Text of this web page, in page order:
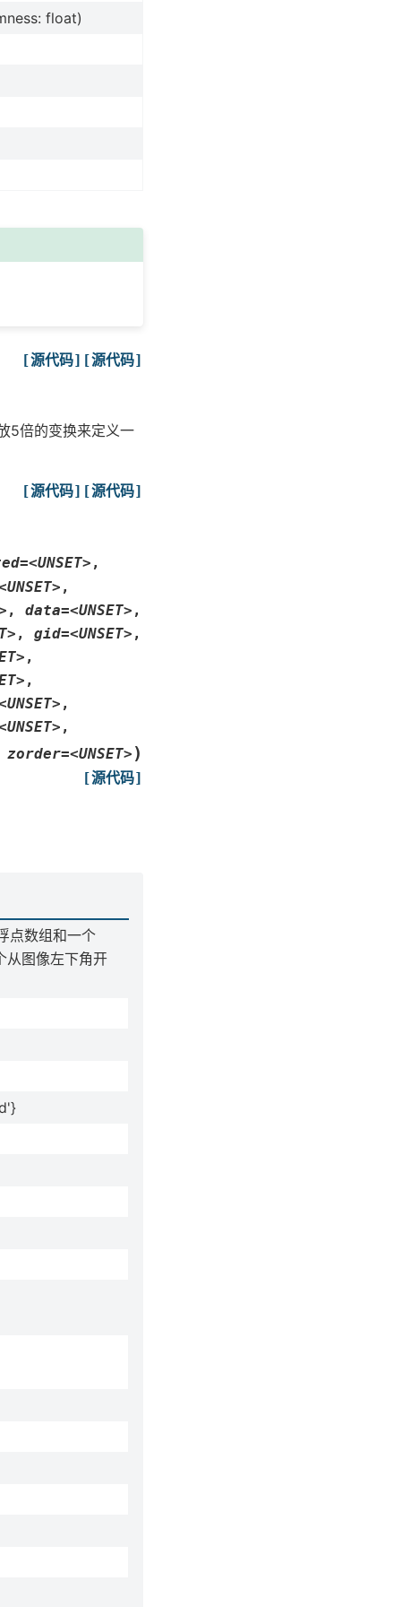
float)
[源代码]
[源代码]
5倍的变换来定义一
[源代码]
[源代码]
,
,
, data=<UNSET> ,
, gid=<UNSET> ,
,
,
,
,
zorder=<UNSET> )
[源代码]
点数组和一个
图像左下角开